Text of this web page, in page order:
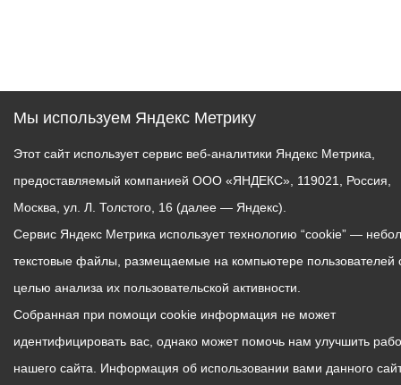
Мы используем Яндекс Метрику
Этот сайт использует сервис веб-аналитики Яндекс Метрика,
предоставляемый компанией ООО «ЯНДЕКС», 119021, Россия,
Москва, ул. Л. Толстого, 16 (далее — Яндекс).
Сервис Яндекс Метрика использует технологию “cookie” —
текстовые файлы, размещаемые на компьютере пользователей
целью анализа их пользовательской активности.
Собранная при помощи cookie информация не может
идентифицировать вас, однако может помочь нам улучшить
нашего сайта. Информация об использовании вами данного